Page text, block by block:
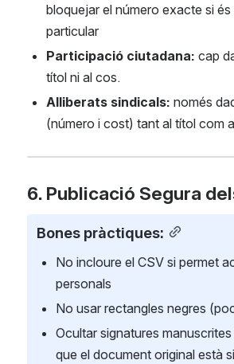
bloquejar el número exacte si
particular
Participació ciutadana: cap
títol ni al cos.
Alliberats sindicals: només
(número i cost) tant al títol com
6. Publicació Segura
Bones pràctiques:
No incloure el CSV si permet
personals
No usar rectangles negres
Ocultar signatures
que el document original està